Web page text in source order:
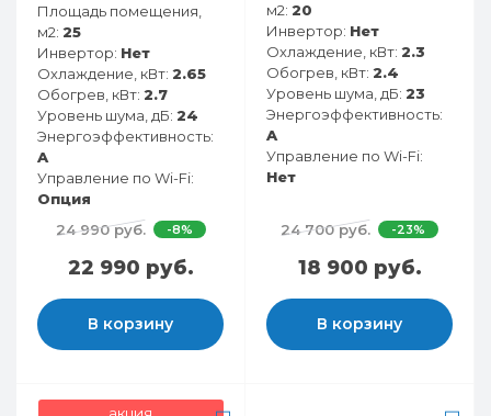
Площадь помещения,
м2: 25
Инвертор: Нет
Охлаждение, кВт: 2.65
Обогрев, кВт: 2.7
Уровень шума, дБ: 24
Энергоэффективность:
A
Управление по Wi-Fi:
Опция
24 990 руб.
-8%
22 990 руб.
В корзину
м2: 20
Инвертор: Нет
Охлаждение, кВт: 2.3
Обогрев, кВт: 2.4
Уровень шума, дБ: 23
Энергоэффективность:
A
Управление по Wi-Fi:
Нет
24 700 руб. -23%
18 900 руб.
В корзину